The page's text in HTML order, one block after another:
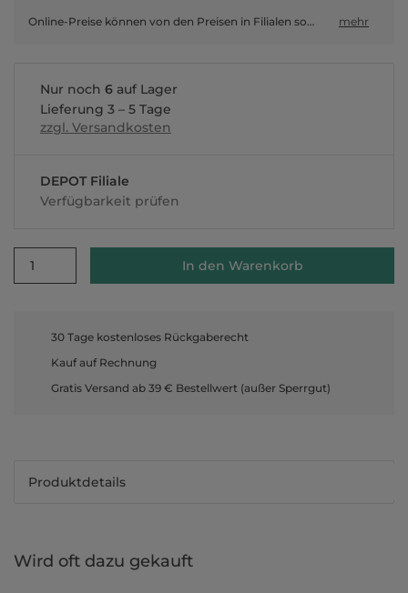
Online-Preise können von den Preisen in Filialen sowie Shop-in-Shop-Flächen abweichen. mehr
Nur noch 6 auf Lager
Lieferung 3 – 5 Tage
zzgl. Versandkosten
DEPOT Filiale
Verfügbarkeit prüfen
1 In den Warenkorb
30 Tage kostenloses Rückgaberecht
Kauf auf Rechnung
Gratis Versand ab 39 € Bestellwert (außer Sperrgut)
Produktdetails
Wird oft dazu gekauft